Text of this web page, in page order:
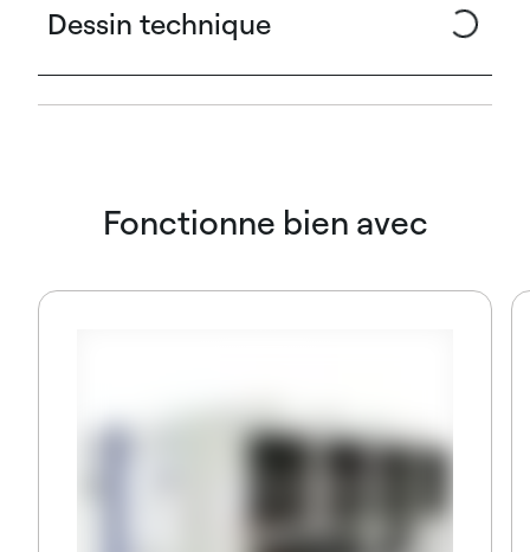
Dessin technique
Fonctionne bien avec